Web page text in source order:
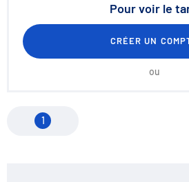
Pour voir le
CRÉER UN
ou
1